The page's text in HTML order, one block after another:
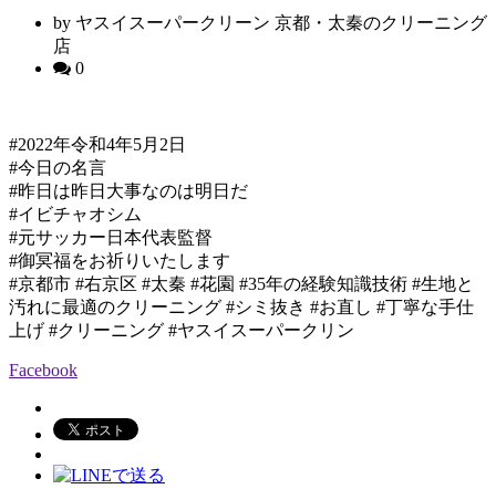
by ヤスイスーパークリーン 京都・太秦のクリーニング
店
0
#2022年令和4年5月2日
#今日の名言
#昨日は昨日大事なのは明日だ
#イビチャオシム
#元サッカー日本代表監督
#御冥福をお祈りいたします
#京都市 #右京区 #太秦 #花園 #35年の経験知識技術 #生地と
汚れに最適のクリーニング #シミ抜き #お直し #丁寧な手仕
上げ #クリーニング #ヤスイスーパークリン
Facebook